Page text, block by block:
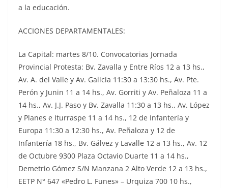
a la educación.
ACCIONES DEPARTAMENTALES:
La Capital: martes 8/10. Convocatorias Jornada
Provincial Protesta: Bv. Zavalla y Entre Ríos 12 a 13 hs.,
Av. A. del Valle y Av. Galicia 11:30 a 13:30 hs., Av. Pte.
Perón y Junin 11 a 14 hs., Av. Gorriti y Av. Peñaloza 11 a
14 hs., Av. J.J. Paso y Bv. Zavalla 11:30 a 13 hs., Av. López
y Planes e Iturraspe 11 a 14 hs., 12 de Infantería y
Europa 11:30 a 12:30 hs., Av. Peñaloza y 12 de
Infantería 18 hs., Bv. Gálvez y Lavalle 12 a 13 hs., Av. 12
de Octubre 9300 Plaza Octavio Duarte 11 a 14 hs.,
Demetrio Gómez S/N Manzana 2 Alto Verde 12 a 13 hs.,
EETP N° 647 «Pedro L. Funes» – Urquiza 700 10 hs.,